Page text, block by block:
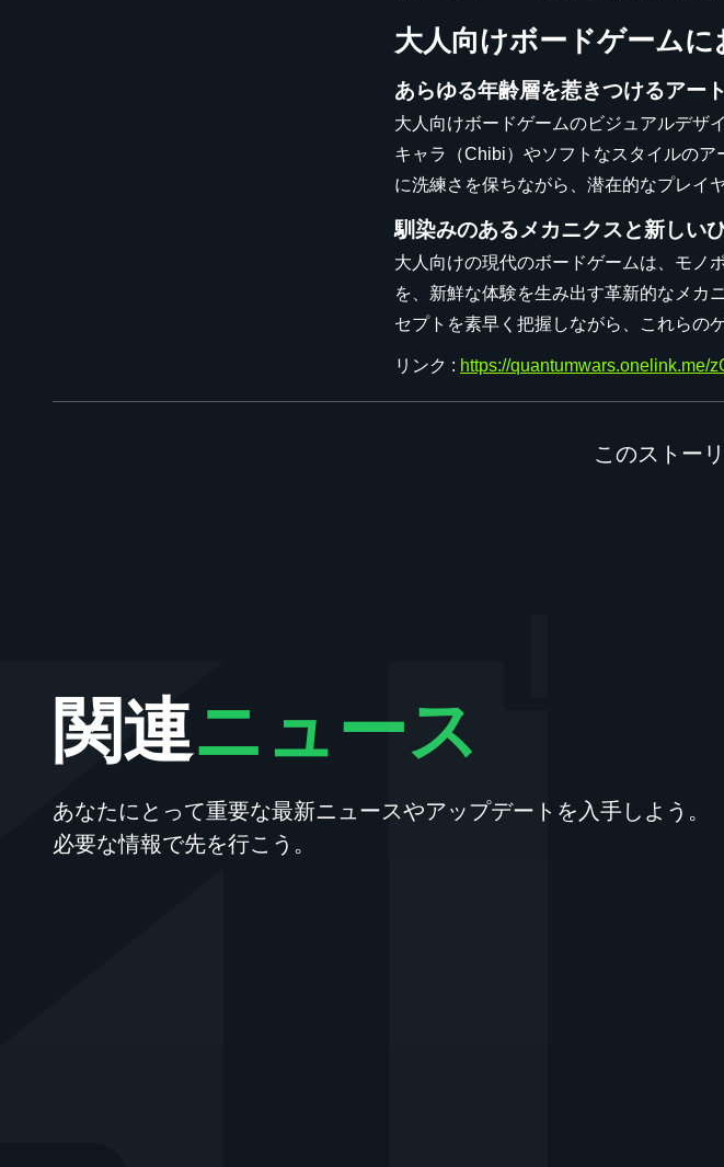
大人向けボードゲーム
あらゆる年齢層を惹きつけるアー
大人向けボードゲームのビジュアルデザ
キャラ（Chibi）やソフトなスタイルの
に洗練さを保ちながら、潜在的なプレイ
馴染みのあるメカニクスと新しい
大人向けの現代のボードゲームは、モノ
を、新鮮な体験を生み出す革新的なメカ
セプトを素早く把握しながら、これらの
リンク : https://quantumwars.onelink.me/
このストー
関連ニュース
あなたにとって重要な最新ニュースやアップデートを入手しよう。
必要な情報で先を行こう。